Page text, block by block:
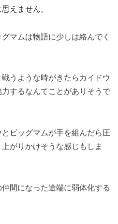
えません。
マムは物語に少しは絡んでく
うような時がきたらカイドウ
するなんてことがありそうで
ビッグマムが手を組んだら圧
がりかけそうな感じもしま
間になった途端に弱体化する